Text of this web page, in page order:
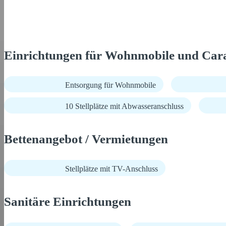
Einrichtungen für Wohnmobile und
Entsorgung für Wohnmobile
10 Stellplätze mit Abwasseranschluss
Bettenangebot / Vermietungen
Stellplätze mit TV-Anschluss
Sanitäre Einrichtungen